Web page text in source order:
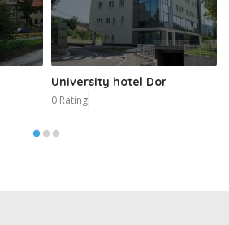
University hotel Dor
0 Rating